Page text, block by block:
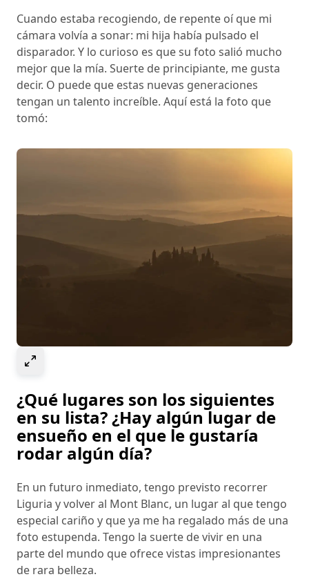
Cuando estaba recogiendo, de repente oí que mi
cámara volvía a sonar: mi hija había pulsado el
disparador. Y lo curioso es que su foto salió mucho
mejor que la mía. Suerte de principiante, me gusta
decir. O puede que estas nuevas generaciones
tengan un talento increíble. Aquí está la foto que
tomó:
¿Qué lugares son los siguientes
en su lista? ¿Hay algún lugar de
ensueño en el que le gustaría
rodar algún día?
En un futuro inmediato, tengo previsto recorrer
Liguria y volver al Mont Blanc, un lugar al que tengo
especial cariño y que ya me ha regalado más de una
foto estupenda. Tengo la suerte de vivir en una
parte del mundo que ofrece vistas impresionantes
de rara belleza.